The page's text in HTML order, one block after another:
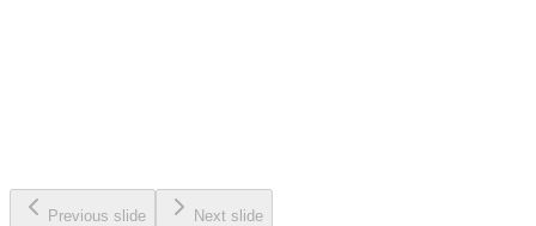
Previous slide Next slide